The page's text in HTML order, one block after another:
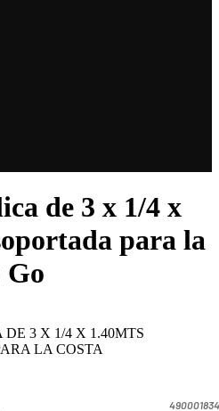
de 3 x 1/4 x
para la
Go
3 X 1/4 X 1.40MTS
LA COSTA